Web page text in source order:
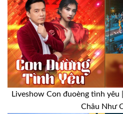
Liveshow Con đuoèng tình yêu
Châu Như